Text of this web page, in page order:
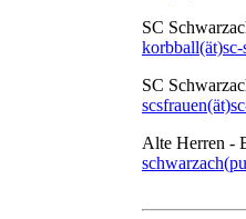
SC
SC
Alte Herren -